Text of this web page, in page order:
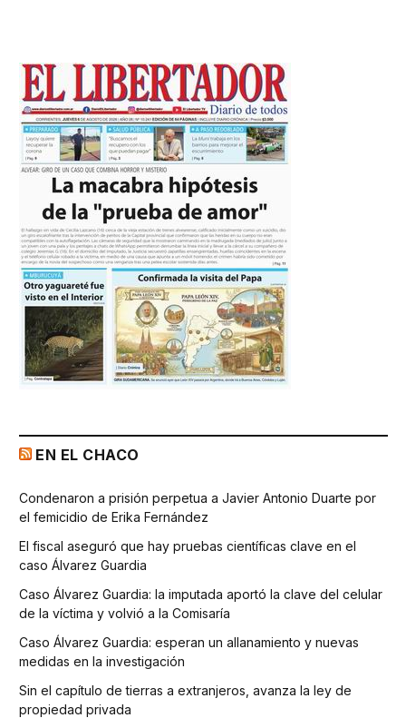
EN EL CHACO
Condenaron a prisión perpetua a Javier Antonio Duarte por
el femicidio de Erika Fernández
El fiscal aseguró que hay pruebas científicas clave en el
caso Álvarez Guardia
Caso Álvarez Guardia: la imputada aportó la clave del celular
de la víctima y volvió a la Comisaría
Caso Álvarez Guardia: esperan un allanamiento y nuevas
medidas en la investigación
Sin el capítulo de tierras a extranjeros, avanza la ley de
propiedad privada